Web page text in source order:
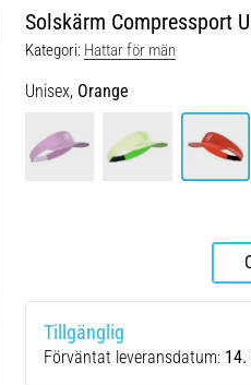
Solskärm Compressport
Kategori: Hattar för män
Unisex, Orange
Tillgänglig
Förväntat leveransdatum: 14.